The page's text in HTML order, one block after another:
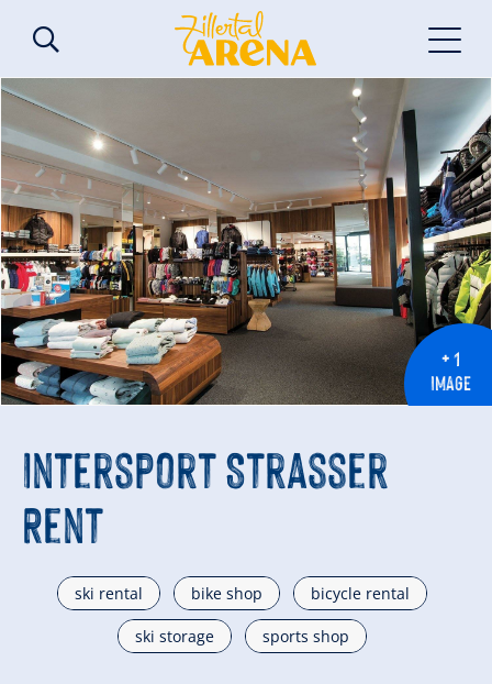
+ 1
IMAGE
Intersport Strasser
Rent
ski rental bike shop bicycle rental
ski storage sports shop